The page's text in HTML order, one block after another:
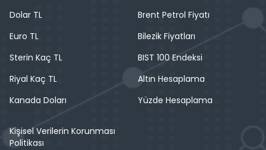
Dolar TL
Euro TL
Sterin Kaç TL
Riyal Kaç TL
Kanada Doları
Brent Petrol Fiyatı
Bilezik Fiyatları
BIST 100 Endeksi
Altın Hesaplama
Yüzde Hesaplama
Kişisel Verilerin Korunması
Politikası